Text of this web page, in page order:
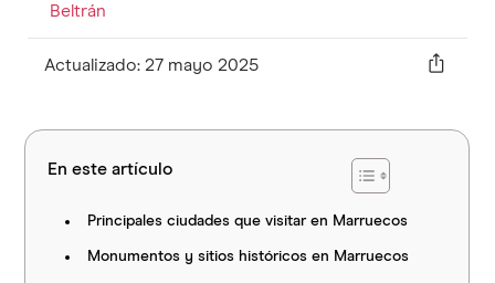
Beltrán
Actualizado: 27 mayo 2025
En este artículo
Principales ciudades que visitar en Marruecos
Monumentos y sitios históricos en Marruecos